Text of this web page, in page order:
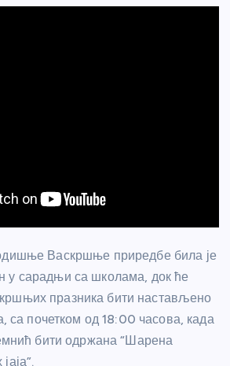
Васкршње приредбе била је
у сарадњи са школама, док ће
празника бити настављено
са почетком од 18:00 часова, када
бити одржана “Шарена